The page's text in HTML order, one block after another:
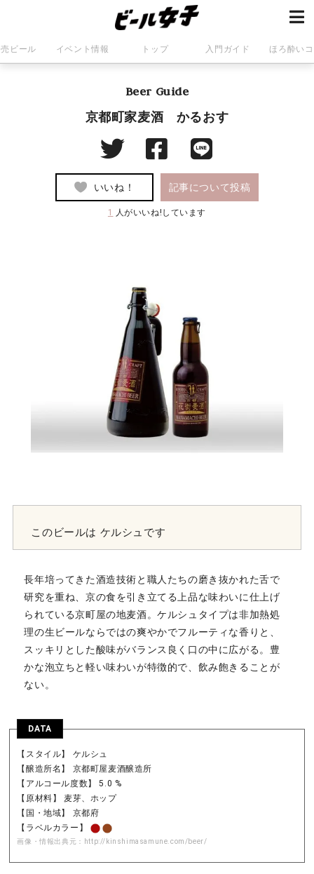
ビール イベント情報 トップ 入門ガイド ほろ酔い
Beer Guide
京都町家麦酒 かるおす
いいね！ 記事について投稿
1 人がいいね!しています
このビールは ケルシュです
長年培ってきた酒造技術と職人たちの磨き抜かれた舌で
研究を重ね、京の食を引き立てる上品な味わいに仕上げ
られている京町屋の地麦酒。ケルシュタイプは非加熱処
理の生ビールならではの爽やかでフルーティな香りと、
スッキリとした酸味がバランス良く口の中に広がる。豊
かな泡立ちと軽い味わいが特徴的で、飲み飽きることが
ない。
DATA
【スタイル】 ケルシュ
【醸造所名】 京都町屋麦酒醸造所
【アルコール度数】 5.0 %
【原材料】 麦芽、ホップ
【国・地域】 京都府
【ラベルカラー】
画像・情報出典元： http://kinshimasamune.com/beer/